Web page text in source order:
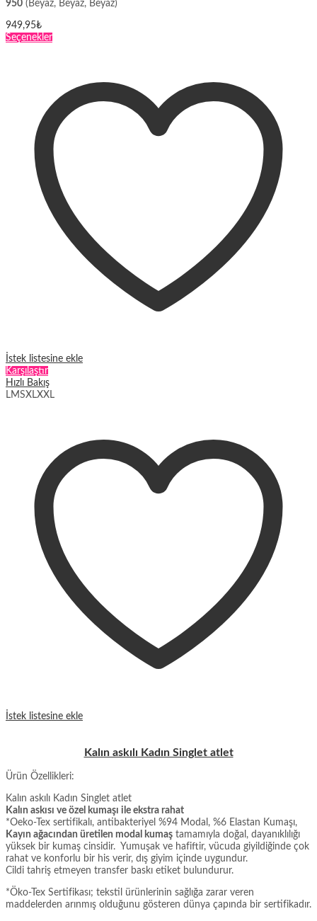
950 (Beyaz, Beyaz, Beyaz)
949,95₺
SeçeneklerBu
varyasyonu
var.
Seçenekler
ürün
sayfasından
seçilebilir
İstek listesine ekle
Karşılaştır
Hızlı Bakış
LMSXLXXL
İstek listesine ekle
Kalın askılı Kadın Singlet atlet
Ürün Özellikleri:
Kalın askılı Kadın Singlet atlet
Kalın askısı ve özel kumaşı ile ekstra rahat
*Oeko-Tex sertifikalı, antibakteriyel %94 Modal, %6 Elastan Kumaşı,
Kayın ağacından üretilen modal kumaş tamamıyla doğal, dayanıklılığı
yüksek bir kumaş cinsidir. Yumuşak ve hafiftir, vücuda giyildiğinde çok
rahat ve konforlu bir his verir, dış giyim içinde uygundur.
Cildi tahriş etmeyen transfer baskı etiket bulundurur.
*Öko-Tex Sertifikası; tekstil ürünlerinin sağlığa zarar veren
maddelerden arınmış olduğunu gösteren dünya çapında bir sertifikadır.